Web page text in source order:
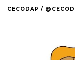
CECODAP /